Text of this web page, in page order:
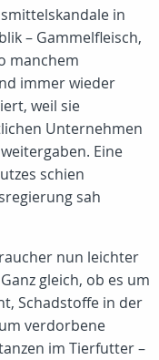
in
– Gammelfleisch,
manchem
immer wieder
weil sie
Unternehmen
Eine
schien
sah
nun leichter
gleich, ob es um
Schadstoffe in der
verdorbene
im Tierfutter –